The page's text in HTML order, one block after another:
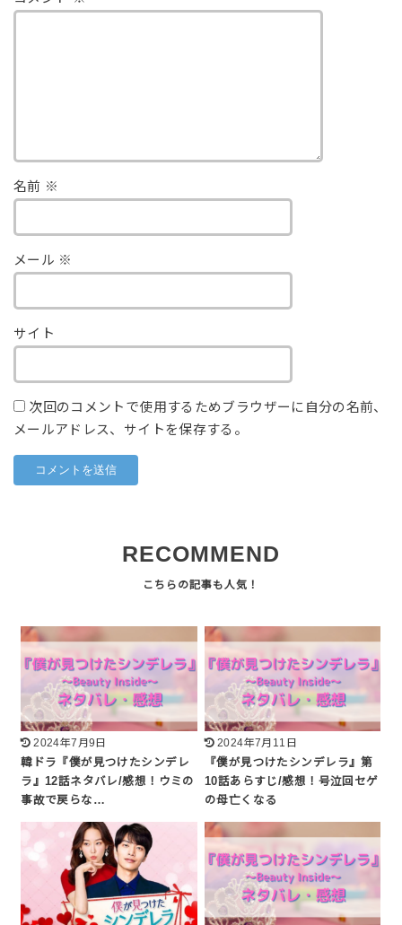
名前 ※
メール ※
サイト
次回のコメントで使用するためブラウザーに自分の名前、
メールアドレス、サイトを保存する。
RECOMMEND
2024年7月9日
韓ドラ『僕が見つけたシンデレ
ラ』12話ネタバレ/感想！ウミの
事故で戻らな…
2024年7月11日
『僕が見つけたシンデレラ』第
10話あらすじ/感想！号泣回セゲ
の母亡くなる